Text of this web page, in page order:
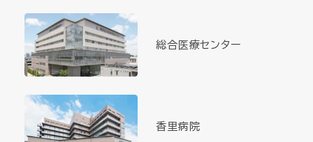
総合医療センター
香里病院